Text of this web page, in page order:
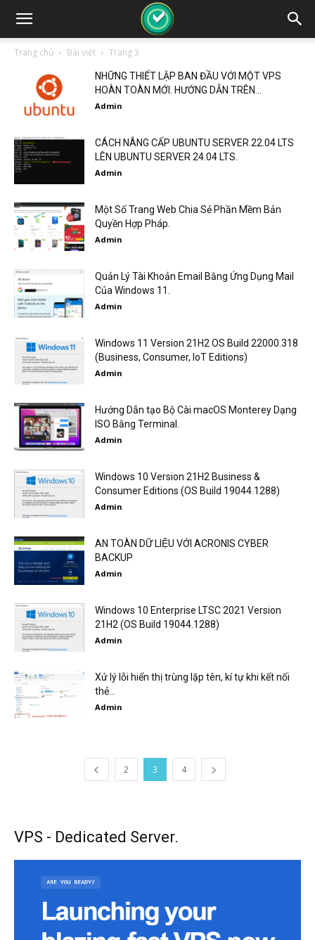
Trang chủ Bài viết Trang 3
NHỮNG THIẾT LẬP BAN ĐẦU VỚI MỘT VPS
HOÀN TOÀN MỚI. HƯỚNG DẪN TRÊN...
Admin
CÁCH NÂNG CẤP UBUNTU SERVER 22.04 LTS
LÊN UBUNTU SERVER 24.04 LTS.
Admin
Một Số Trang Web Chia Sẻ Phần Mềm Bản
Quyền Hợp Pháp.
Admin
Quản Lý Tài Khoản Email Bằng Ứng Dụng Mail
Của Windows 11.
Admin
Windows 11 Version 21H2 OS Build 22000.318
(Business, Consumer, IoT Editions)
Admin
Hướng Dẫn tạo Bộ Cài macOS Monterey Dạng
ISO Bằng Terminal.
Admin
Windows 10 Version 21H2 Business &
Consumer Editions (OS Build 19044.1288)
Admin
AN TOÀN DỮ LIỆU VỚI ACRONIS CYBER
BACKUP
Admin
Windows 10 Enterprise LTSC 2021 Version
21H2 (OS Build 19044.1288)
Admin
Xử lý lỗi hiển thị trùng lặp tên, kí tự khi kết nối
thẻ...
Admin
2 3 4
VPS - Dedicated Server.